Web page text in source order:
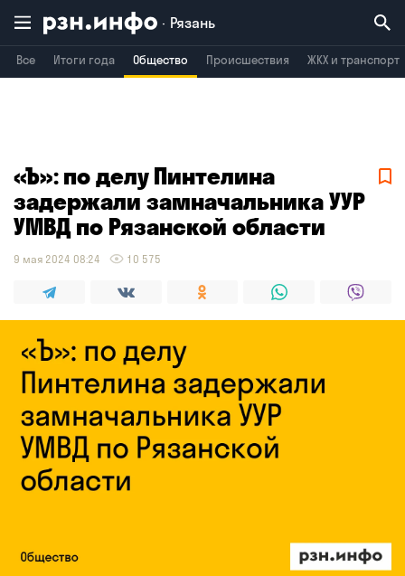
Рязань
Все Итоги года Общество Происшествия ЖКХ и транспорт
Воронеж Брянск
«Ъ»: по делу Пинтелина
задержали замначальника УУР
УМВД по Рязанской области
9 мая 2024 08:24 10 575